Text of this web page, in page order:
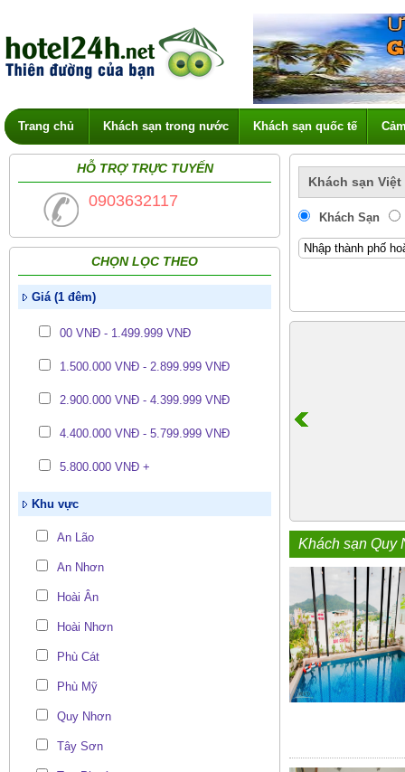
Trang chủ Khách sạn trong nước Khách sạn quốc tế
HỖ TRỢ TRỰC TUYẾN
0903632117
CHỌN LỌC THEO
Giá (1 đêm)
00 VNĐ - 1.499.999 VNĐ
1.500.000 VNĐ - 2.899.999 VNĐ
2.900.000 VNĐ - 4.399.999 VNĐ
4.400.000 VNĐ - 5.799.999 VNĐ
5.800.000 VNĐ +
Khu vực
An Lão
An Nhơn
Hoài Ân
Hoài Nhơn
Phù Cát
Phù Mỹ
Quy Nhơn
Tây Sơn
Khách sạn Việt
Khách Sạn
Khách sạn Quy